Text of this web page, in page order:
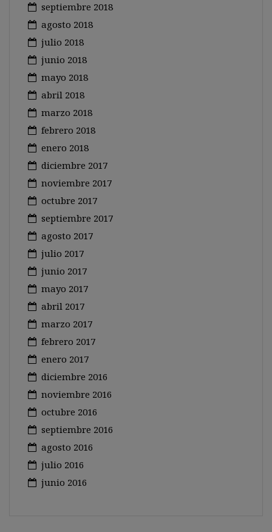
septiembre 2018
agosto 2018
julio 2018
junio 2018
mayo 2018
abril 2018
marzo 2018
febrero 2018
enero 2018
diciembre 2017
noviembre 2017
octubre 2017
septiembre 2017
agosto 2017
julio 2017
junio 2017
mayo 2017
abril 2017
marzo 2017
febrero 2017
enero 2017
diciembre 2016
noviembre 2016
octubre 2016
septiembre 2016
agosto 2016
julio 2016
junio 2016